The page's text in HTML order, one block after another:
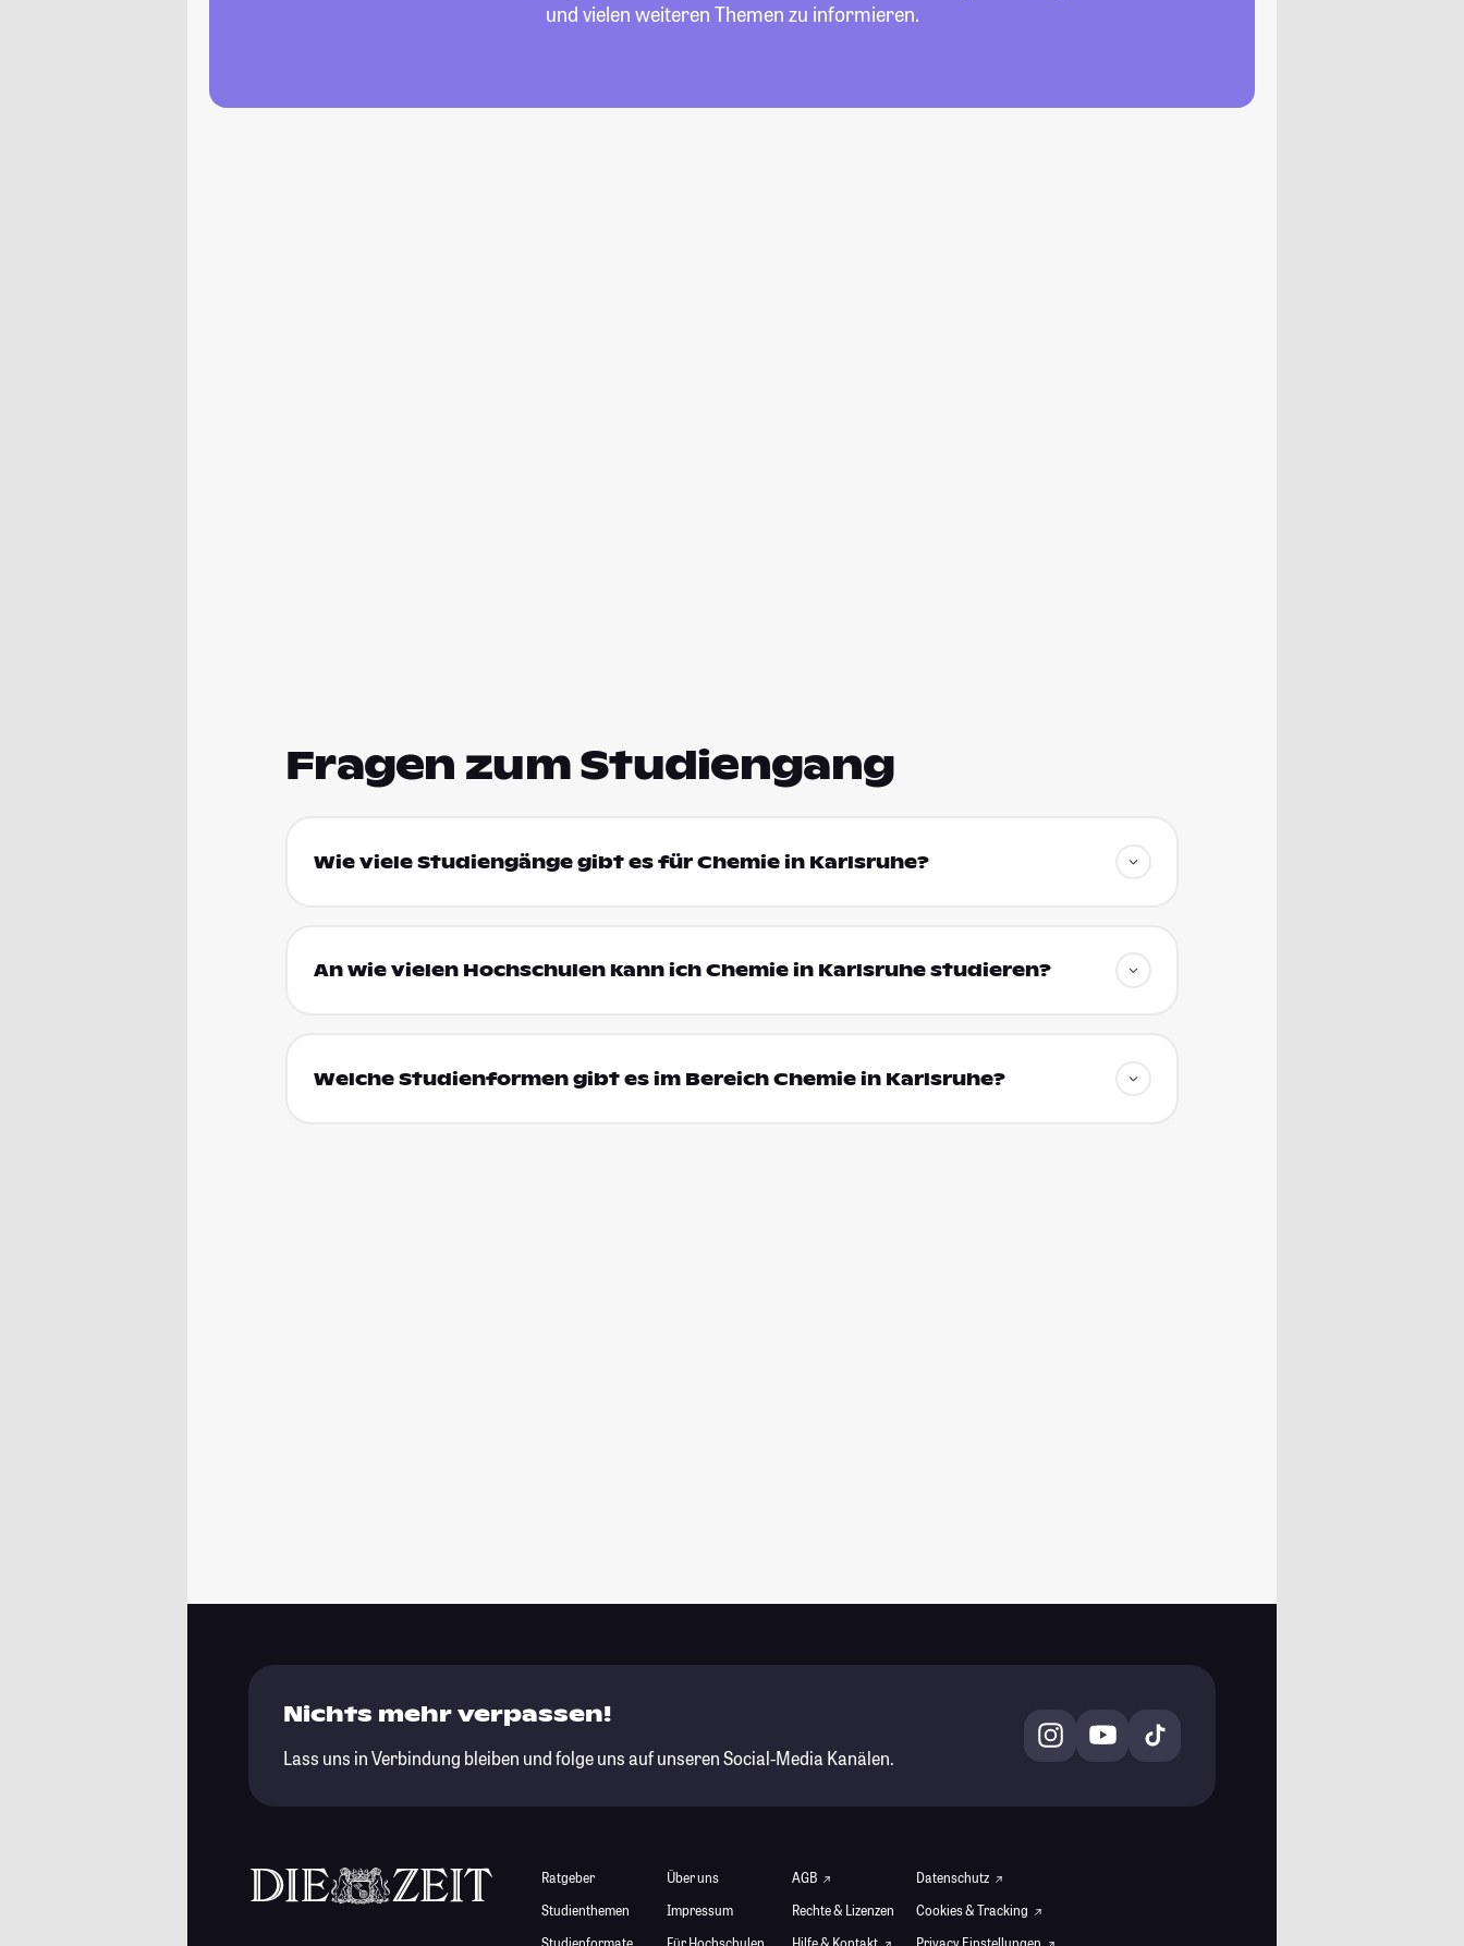
und vielen weiteren Themen zu informieren.
Fragen zum Studiengang
Wie viele Studiengänge gibt es für Chemie in Karlsruhe?
An wie vielen Hochschulen kann ich Chemie in Karlsruhe studieren?
Welche Studienformen gibt es im Bereich Chemie in Karlsruhe?
Nichts mehr verpassen!
Lass uns in Verbindung bleiben und folge uns auf unseren Social-Media Kanälen.
Ratgeber
Studienthemen
Studienformate
Über uns
Impressum
Für Hochschulen
AGB
Rechte & Lizenzen
Hilfe & Kontakt
Datenschutz
Cookies & Tracking
Privacy Einstellungen